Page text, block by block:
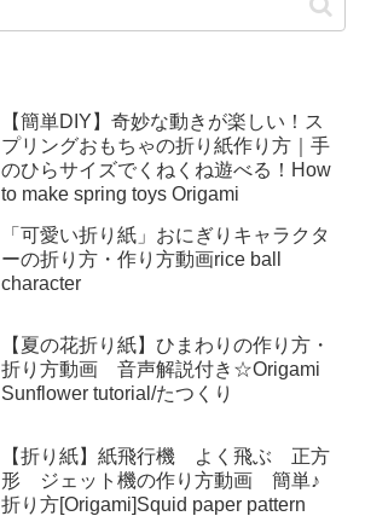
【簡単DIY】奇妙な動きが楽しい！ス
プリングおもちゃの折り紙作り方｜手
のひらサイズでくねくね遊べる！How
to make spring toys Origami
「可愛い折り紙」おにぎりキャラクタ
ーの折り方・作り方動画rice ball
character
【夏の花折り紙】ひまわりの作り方・
折り方動画 音声解説付き☆Origami
Sunflower tutorial/たつくり
【折り紙】紙飛行機 よく飛ぶ 正方
形 ジェット機の作り方動画 簡単♪
折り方[Origami]Squid paper pattern